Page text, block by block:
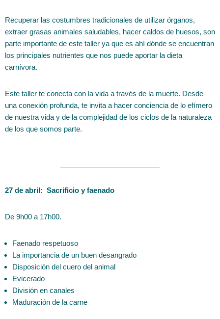
Recuperar las costumbres tradicionales de utilizar órganos,
extraer grasas animales saludables, hacer caldos de huesos, son
parte importante de este taller ya que es ahí dónde se encuentran
los principales nutrientes que nos puede aportar la dieta
carnívora.
Este taller te conecta con la vida a través de la muerte. Desde
una conexión profunda, te invita a hacer conciencia de lo efímero
de nuestra vida y de la complejidad de los ciclos de la naturaleza
de los que somos parte.
27 de abril: Sacrificio y faenado
De 9h00 a 17h00.
Faenado respetuoso
La importancia de un buen desangrado
Disposición del cuero del animal
Evicerado
División en canales
Maduración de la carne